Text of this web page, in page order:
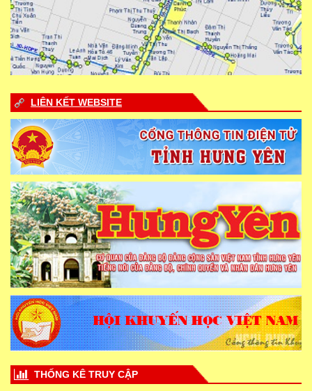
LIÊN KẾT WEBSITE
THỐNG KÊ TRUY CẬP